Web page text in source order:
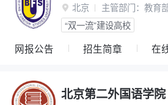
 北京 主管部门： 教育
“双一流”建设高校
网报公告 招生简章 在
北京第二外国语学院